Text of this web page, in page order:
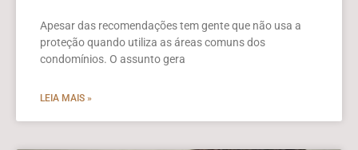
Apesar das recomendações tem gente que não usa a
proteção quando utiliza as áreas comuns dos
condomínios. O assunto gera
LEIA MAIS »